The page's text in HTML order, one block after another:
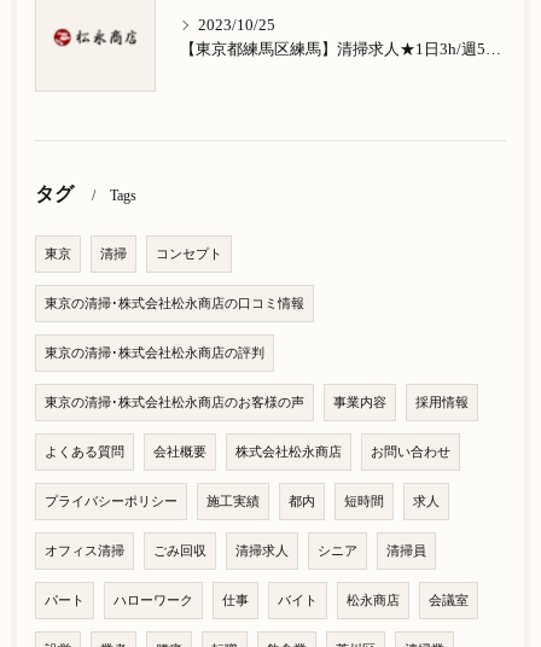
2023/10/25
【東京都練馬区練馬】清掃求人★1日3h/週5日/祝日お休み★南大泉在住の方歓迎
タグ Tags
東京 清掃 コンセプト
東京の清掃･株式会社松永商店の口コミ情報
東京の清掃･株式会社松永商店の評判
東京の清掃･株式会社松永商店のお客様の声 事業内容 採用情報
よくある質問 会社概要 株式会社松永商店 お問い合わせ
プライバシーポリシー 施工実績 都内 短時間 求人
オフィス清掃 ごみ回収 清掃求人 シニア 清掃員
パート ハローワーク 仕事 バイト 松永商店 会議室